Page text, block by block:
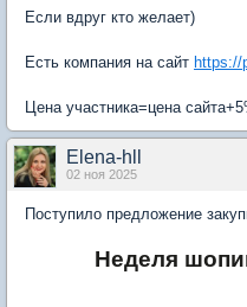
Если вдруг кто желает)
Есть компания на сайт https://
Цена участника=цена
Elena-hll
02 ноя 2025
Поступило предложение
Неделя